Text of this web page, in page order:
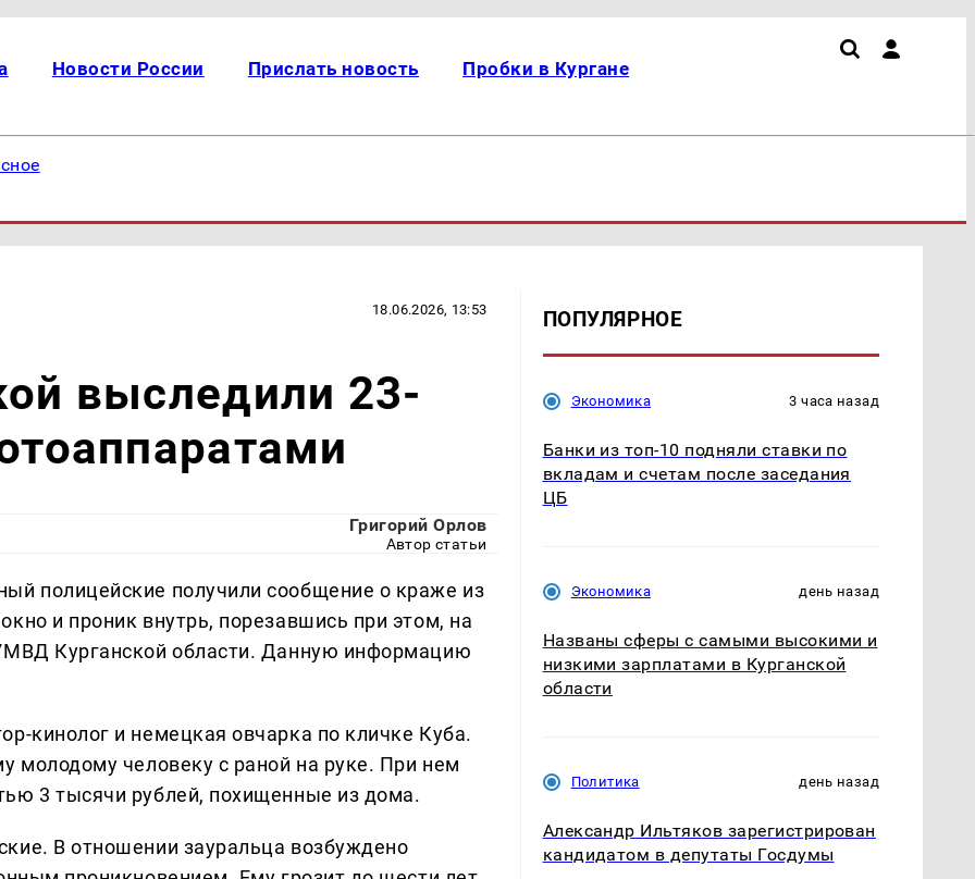
Новости России Прислать новость Пробки в Кургане
18.06.2026, 13:53
выследили 23-
Григорий Орлов
Автор статьи
полицейские получили сообщение о краже из
и проник внутрь, порезавшись при этом, на
Курганской области. Данную информацию
кинолог и немецкая овчарка по кличке Куба.
молодому человеку с раной на руке. При нем
3 тысячи рублей, похищенные из дома.
В отношении зауральца возбуждено
ПОПУЛЯРНОЕ
Экономика 3 часа назад
Банки из топ-10 подняли ставки по
вкладам и счетам после заседания
ЦБ
Экономика день назад
Названы сферы с самыми высокими и
низкими зарплатами в Курганской
области
Политика день назад
Александр Ильтяков зарегистрирован
кандидатом в депутаты Госдумы